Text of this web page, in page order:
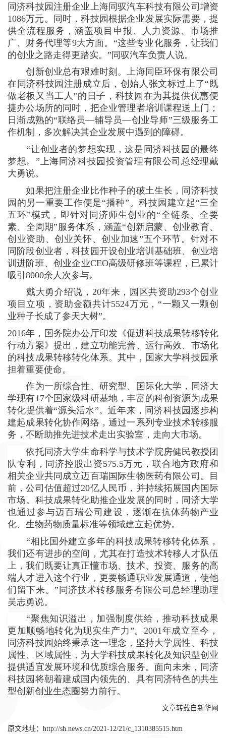
同济科技园注册企业上海同驭汽车科技有限公司增资
1086万元。同时，科技园根据企业发展实际需要，提
供全流程服务，涵盖项目申报、人力资源、市场推
广、财务代理等9大方面。“这些专业化服务，让我们
的创业之路走得更踏实。”同驭汽车负责人说。
创新创业总有艰难时刻。上海同臣环保有限公司
在同济科技园注册成立后，创始人张文标过上了“既
做老板又当工人”的日子，科技园在为其提供优惠便
捷办公场所的同时，把企业管理者培训课程送上门；
日渐成熟的“联络员—辅导员—创业导师”三级服务工
作机制，多次解决其企业发展中遇到的障碍。
“让创业者的梦想实现，这是同济科技园的最终
梦想。”上海同济科技园投资管理有限公司总经理戴
大勇说。
如果把注册企业比作种子的破土生长，同济科技
园的另一重要工作便是“播种”。科技园建立起“三全
五环”模式，即针对同济师生创业的“全链条、全要
素、全周期”服务体系，涵盖“创新启蒙、创业教育、
创业资助、创业关怀、创业加速”五个环节。针对不
同阶段创业者，科技园开设创业培训基础班、创业培
训进阶班、创业企业CEO高级研修班等课程，已累计
吸引 8000余人次参与。
戴大勇介绍说， 20年来，园区共资助293个创业
项目立项，资助金额共计5524万元，“一颗又一颗创
业种子长成了参天大树”。
2016年，国务院办公厅印发《促进科技成果转移转化
行动方案》提出，建立功能完善、运行高效、市场化
的科技成果转移转化体系。其中，国家大学科技园承
担着重要使命。
作为一所综合性、研究型、国际化大学，同济大
学现有17个国家级科研基地，丰富的科创资源为成果
转化提供着“源头活水”。近年来，同济科技园逐步构
建起成果转化协作网络，通过一系列专业技术转移服
务，不断助推先进技术走出实验室，走向大市场。
依托同济大学生命科学与技术学院房健民教授团
队专利，同济控股出资575.5万元，联合地方政府和
相关企业共同成立迈百瑞国际生物医药有限公司。目
前，公司估值超过20亿人民币，并持续拓展国内国际
市场。科技成果转化助推企业发展的同时，同济大学
也通过参与迈百瑞公司建设，逐渐在抗体药物产业
化、生物药物质量标准等领域建立起优势。
“相比国外建立多年的科技成果转移转化体系，
我们还有进步的空间，尤其在打造技术转移人才队伍
上，我们既要让真正懂市场、技术、投资、服务的高
端人才进入这个行业，更要畅通职业发展通道，使他
们留下来。”同济技术转移服务有限公司总经理助理
吴志勇说。
“聚焦知识溢出，加强制度供给，推动科技成果
更加顺畅地转化为现实生产力”。 2001年成立至今，
同济科技园始终秉承这一理念，坚持大学属性、科技
属性、区域属性，为大学科技成果转化及知识型创业
提供适宜发展环境和优质综合服务。面向未来，同济
科技园将朝着建成国内领先的、具有同济特色的共生
型创新创业生态圈努力前行。
文章转载自新华网
原文地址： http://sh.news.cn/2021-12/21/c_1310385515.htm